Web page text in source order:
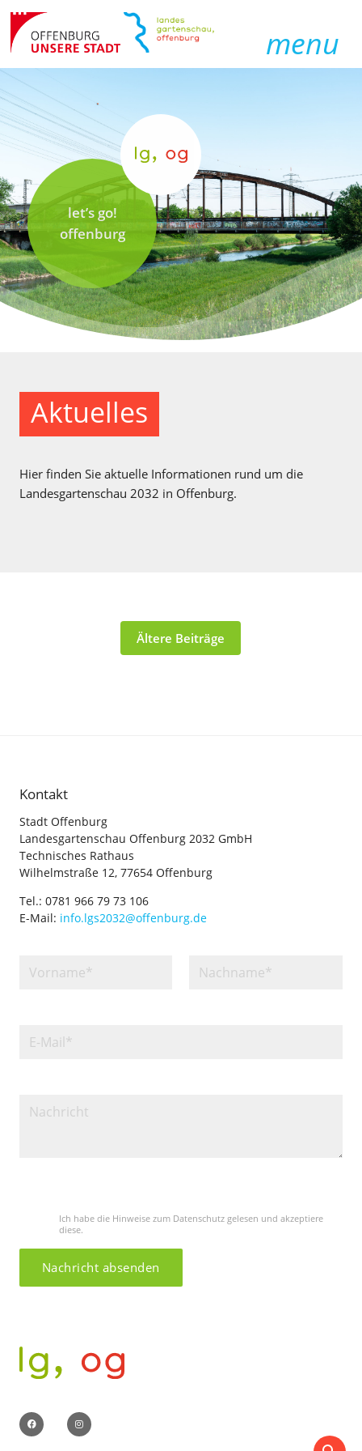
menu
let’s go!
offenburg
Aktuelles
Hier finden Sie aktuelle Informationen rund um die
Landesgartenschau 2032 in Offenburg.
Ältere Beiträge
Kontakt
Stadt Offenburg
Landesgartenschau Offenburg 2032 GmbH
Technisches Rathaus
Wilhelmstraße 12, 77654 Offenburg
Tel.: 0781 966 79 73 106
E-Mail: info.lgs2032@offenburg.de
Ich habe die Hinweise zum Datenschutz gelesen und akzeptiere
diese.